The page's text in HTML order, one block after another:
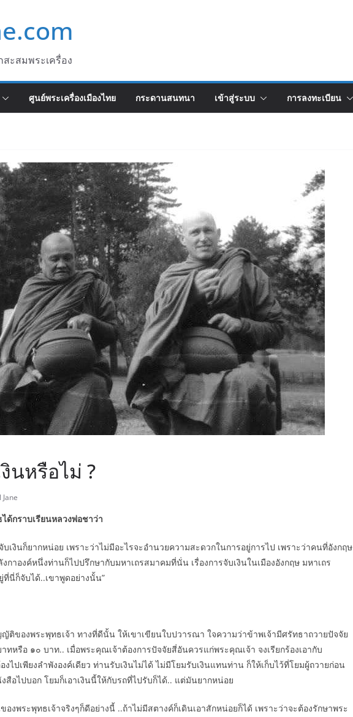
ะสมพระเครื่อง
ศูนย์พระเครื่องเมืองไทย กระดานสนทนา เข้าสู่ระบบ การลงทะเบียน
นหรือไม่ ?
ด้กราบเรียนหลวงพ่อชาว่า
บเงินก็ยากหน่อย เพราะว่าไม่มีอะไรจะอำนวยความสะดวกในการอยู่การไป เพราะว่าคนที่อังกฤษ
งกาองค์หนึ่งท่านก็ไปปรึกษากับมหาเถรสมาคมที่นั่น เรื่องการจับเงินในเมืองอังกฤษ มหาเถร
นี่ก็จับได้..เขาพูดอย่างนั้น”
ของพระพุทธเจ้า ทางที่ดีนั้น ให้เขาเขียนใบปวารณา ใจความว่าข้าพเจ้ามีศรัทธาถวายปัจจัย
หรือ ๑๐ บาท.. เมื่อพระคุณเจ้าต้องการปัจจัยสี่อันควรแก่พระคุณเจ้า จงเรียกร้องเอากับ
ไปเพียงลำพังองค์เดียว ท่านรับเงินไม่ได้ ไม่มีโยมรับเงินแทนท่าน ก็ให้เก็บไว้ที่โยมผู้ถวายก่อน
สือไปบอก โยมก็เอาเงินนี้ให้กับรถที่ไปรับก็ได้.. แต่มันยากหน่อย
องพระพุทธเจ้าจริงๆก็ดีอย่างนี้ ..ถ้าไม่มีสตางค์ก็เดินเอาสักหน่อยก็ได้ เพราะว่าจะต้องรักษาพระ